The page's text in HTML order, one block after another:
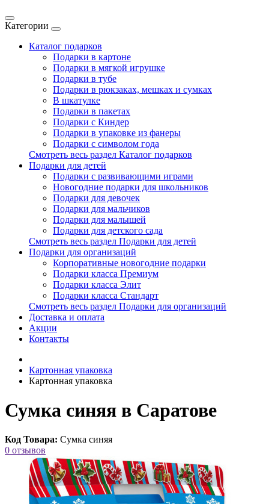
Категории
Каталог подарков
Подарки в картоне
Подарки в мягкой игрушке
Подарки в тубе
Подарки в рюкзаках, мешках и сумках
В шкатулке
Подарки в пакетах
Подарки с Киндер
Подарки в упаковке из фанеры
Подарки с символом года
Смотреть весь раздел Каталог подарков
Подарки для детей
Подарки с развивающими играми
Новогодние подарки для школьников
Подарки для девочек
Подарки для мальчиков
Подарки для малышей
Подарки для детского сада
Смотреть весь раздел Подарки для детей
Подарки для организаций
Корпоративные новогодние подарки
Подарки класса Премиум
Подарки класса Элит
Подарки класса Стандарт
Смотреть весь раздел Подарки для организаций
Доставка и оплата
Акции
Контакты
Картонная упаковка
Картонная упаковка
Сумка синяя в Саратове
Код Товара: Сумка синяя
0 отзывов